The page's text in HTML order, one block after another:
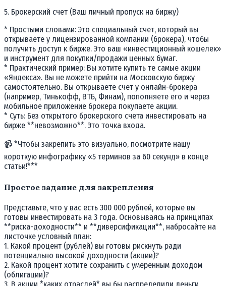
5. Брокерский счет (Ваш личный пропуск на биржу)
* Простыми словами: Это специальный счет, который вы
открываете у лицензированной компании (брокера), чтобы
получить доступ к бирже. Это ваш «инвестиционный кошелек»
и инструмент для покупки/продажи ценных бумаг.
* Практический пример: Вы хотите купить те самые акции
«Яндекса». Вы не можете прийти на Московскую биржу
самостоятельно. Вы открываете счет у онлайн-брокера
(например, Тинькофф, ВТБ, Финам), пополняете его и через
мобильное приложение брокера покупаете акции.
* Суть: Без открытого брокерского счета инвестировать на
бирже **невозможно**. Это точка входа.
📹 *Чтобы закрепить это визуально, посмотрите нашу
короткую инфографику «5 терминов за 60 секунд» в конце
статьи!***
Простое задание для закрепления
Представьте, что у вас есть 300 000 рублей, которые вы
готовы инвестировать на 3 года. Основываясь на принципах
**риска-доходности** и **диверсификации**, набросайте на
листочке условный план:
1. Какой процент (рублей) вы готовы рискнуть ради
потенциально высокой доходности (акции)?
2. Какой процент хотите сохранить с умеренным доходом
(облигации)?